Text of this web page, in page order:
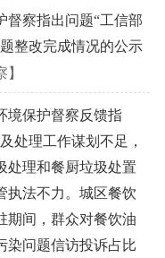
督察指出问题“工信部
整改完成情况的公示
境保护督察反馈指
处理工作谋划不足，
处理和餐厨垃圾处置
执法不力。城区餐饮
期间，群众对餐饮油
染问题信访投诉占比